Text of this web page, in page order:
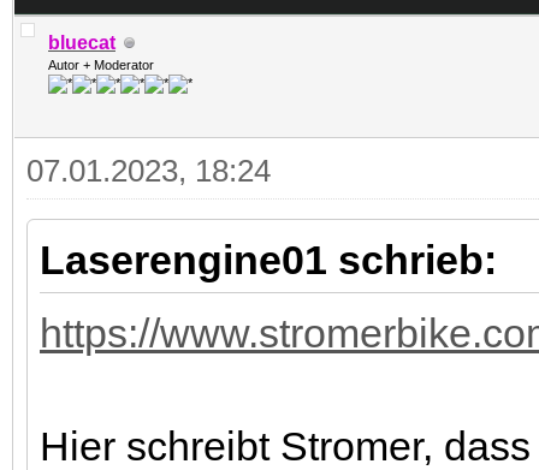
bluecat
Autor + Moderator
07.01.2023, 18:24
Laserengine01 schrieb:
https://
Hier schreibt Stromer,